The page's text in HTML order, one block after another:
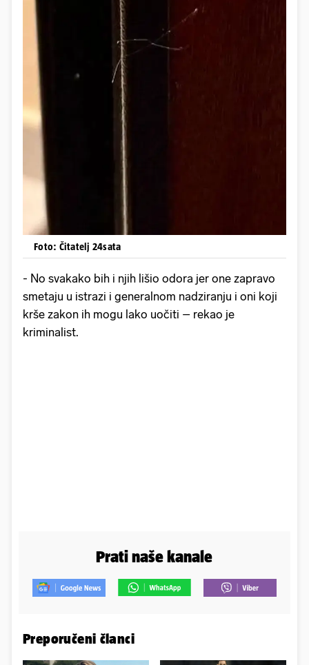
Foto: Čitatelj 24sata
- No svakako bih i njih lišio odora jer one zapravo
smetaju u istrazi i generalnom nadziranju i oni koji
krše zakon ih mogu lako uočiti – rekao je
kriminalist.
Prati naše kanale
Preporučeni članci